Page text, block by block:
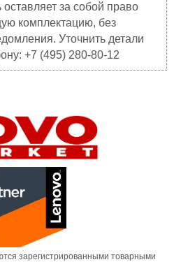
оставляет за собой право
комплектацию, без
Уточнить детали
+7 (495) 280-80-12
зарегистрированными товарными